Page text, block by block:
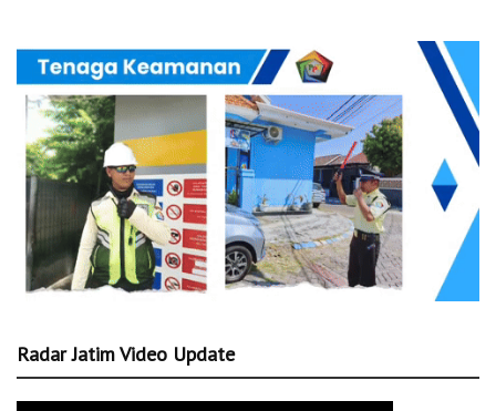
Radar Jatim Video Update